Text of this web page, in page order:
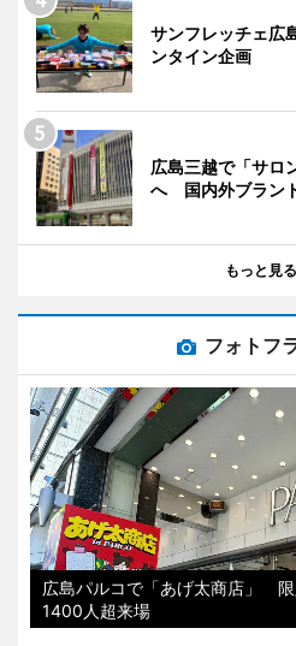
サンフレッチェ広
ンタイン企画
広島三越で「サロ
へ 国内外ブラン
もっと見る
フォトフ
広島パルコで「あげ太商店」
1400人超来場